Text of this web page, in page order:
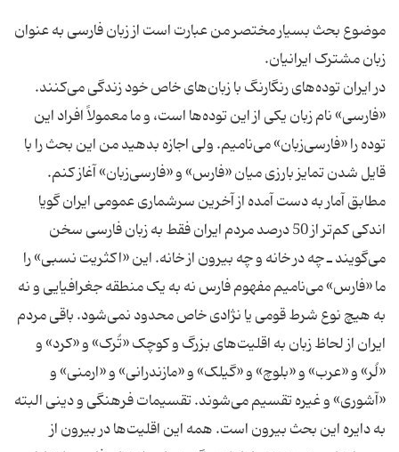
موضوع بحث بسیار مختصر من عبارت است از زبان فارسی به عنوان
در ایران توده‌های رنگارنگ با زبان‌های خاص خود زندگی می‌کنند.
«فارسی» نام زبان یکی از این توده‌ها است، و ما معمولاً افراد این
توده را «فارسی‌زبان» می‌نامیم. ولی اجازه بدهید من این بحث را با
مطابق آمار به دست آمده از آخرین سرشماری عمومی ایران گویا
اندکی کم‌تر از 50 درصد مردم ایران فقط به زبان فارسی سخن
می‌گویند ـ چه در خانه و چه بیرون از خانه. این «اکثریت نسبی» را
ما «فارس» می‌نامیم مفهوم فارس نه به یک منطقه جغرافیایی و نه
به هیچ نوع شرط قومی یا نژادی خاص محدود نمی‌شود. باقی مردم
ایران از لحاظ زبان به اقلیت‌های بزرگ و کوچک «تُرک» و «کرد» و
«لُر» و «عرب» و «بلوچ» و «گیلک» و «مازندرانی» و «ارمنی» و
«آشوری» و غیره تقسیم می‌شوند. تقسیمات فرهنگی و دینی البته
به دایره این بحث بیرون است. همه این اقلیت‌ها در بیرون از